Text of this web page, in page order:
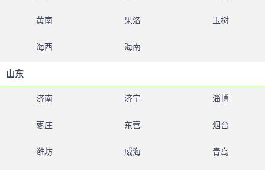
黄南 果洛 玉树
海西 海南
山东
济南 济宁 淄博
枣庄 东营 烟台
潍坊 威海 青岛